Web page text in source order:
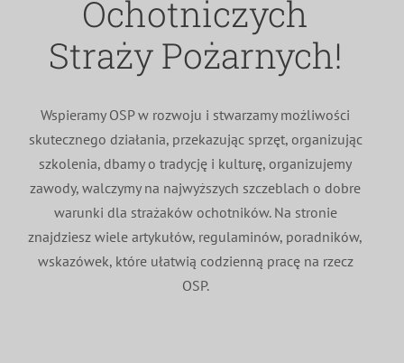
MDP i DDP
PNWM
Floriany
Projekty
Poradnik
100-lecie
Ochotniczych
Straży Pożarnych!
Wspieramy OSP w rozwoju i stwarzamy możliwości
skutecznego działania, przekazując sprzęt, organizując
szkolenia, dbamy o tradycję i kulturę, organizujemy
zawody, walczymy na najwyższych szczeblach o dobre
warunki dla strażaków ochotników. Na stronie
znajdziesz wiele artykułów, regulaminów, poradników,
wskazówek, które ułatwią codzienną pracę na rzecz
OSP.